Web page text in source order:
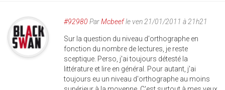
#92980 ParMcbeefle ven 21/01/2011 à 21h21
Sur la question du niveau d'orthographe en
fonction du nombre de lectures, je reste
sceptique. Perso, j'ai toujours détesté la
littérature et lire en général. Pour autant, j'ai
toujours eu un niveau d'orthographe au moins